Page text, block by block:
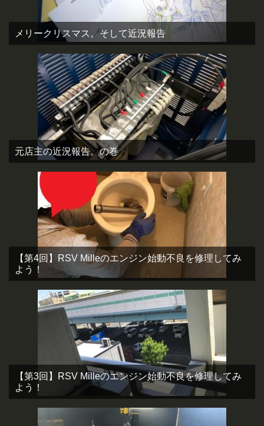
メリークリスマス。そして近況報告
元店主の近況報告。の巻
【第4回】RSV Milleのエンジン始動不良を修理してみ
よう！
【第3回】RSV Milleのエンジン始動不良を修理してみ
よう！